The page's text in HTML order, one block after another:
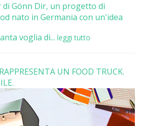
di Gönn Dir, un progetto di
nato in Germania con un'idea
voglia di... leggi tutto
UN FOOD TRUCK.